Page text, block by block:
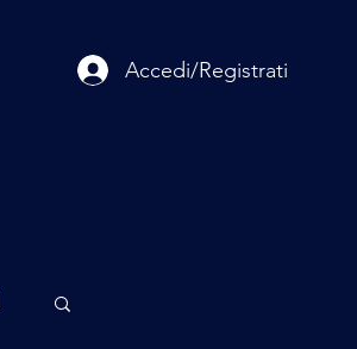
Accedi/Registrati